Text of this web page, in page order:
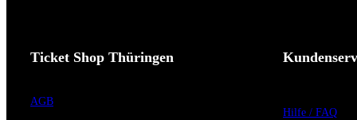
Ticket Shop Thüringen
AGB
Hilfe / FAQ